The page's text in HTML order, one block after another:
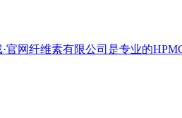
官网纤维素有限公司是专业的